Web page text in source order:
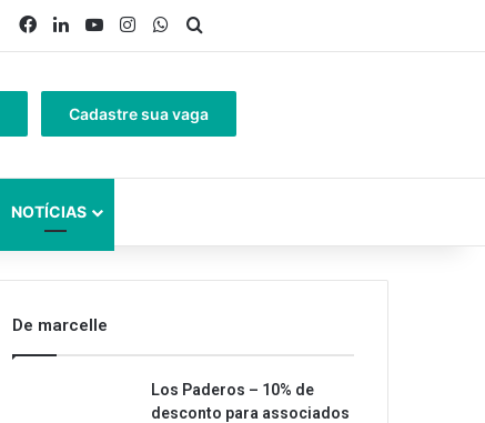
Facebook
LinkedinYouTubeInstagramWhatsApp
Cadastre sua vaga
NOTÍCIAS
De marcelle
Los Paderos – 10% de
desconto para associados